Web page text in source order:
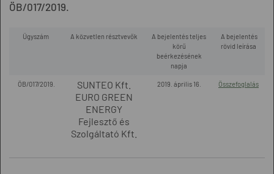
ÖB/017/2019.
Ügyszám A közvetlen résztvevők
A bejelentés teljes
körű
beérkezésének
napja
A bejelentés
rövid leírása
ÖB/017/2019.
SUNTEO Kft.
EURO GREEN
ENERGY
Fejlesztő és
Szolgáltató Kft.
2019. április 16. Összefoglalás